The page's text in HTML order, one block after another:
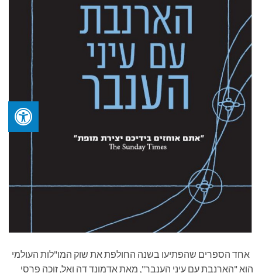
אחד הספרים שהפתיעו בשנה החולפת את שוק המו"לות העולמי
הוא "הארנבת עם עיני הענבר", מאת אדמונד דה ואל, זוכה פרסי